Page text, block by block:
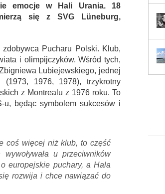
emocje w Hali Urania. 18
się z SVG Lüneburg,
Pucharu Polski. Klub,
i olimpijczyków. Wśród tych,
Lubiejewskiego, jednej
1976, 1978), trzykrotny
z Montrealu z 1976 roku. To
u, będąc symbolem sukcesów i
coś więcej niż klub, to część
u przeciwników
europejskie puchary, a Hala
rozwija i chce nawiązać do